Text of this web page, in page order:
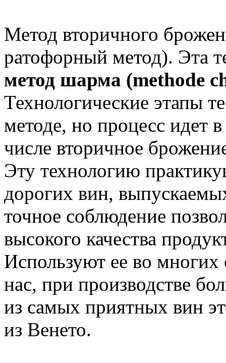
Метод вторичного
ратофорный метод). Эта
метод шарма (methode
Технологические этапы
методе, но процесс идет
числе вторичное
Эту технологию
дорогих вин,
точное соблюдение
высокого качества
Используют ее во
нас, при производстве
из самых приятных вин
из Венето.